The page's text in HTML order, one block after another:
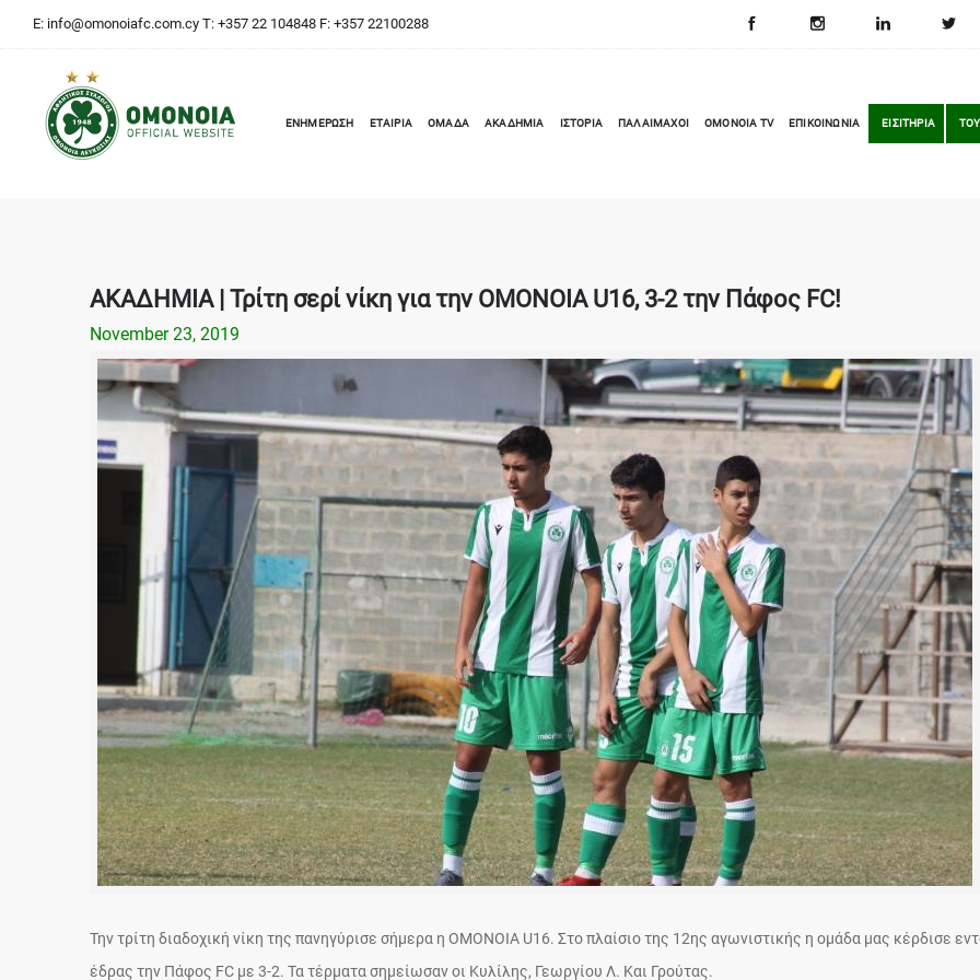
E: info@omonoiafc.com.cy T: +357 22 104848 F: +357 22100288
ΕΝΗΜΕΡΩΣΗ ΕΤΑΙΡΙΑ ΟΜΑΔΑ ΑΚΑΔΗΜΙΑ ΙΣΤΟΡΙΑ ΠΑΛΑΙΜΑΧΟΙ OMONOIA TV ΕΠΙΚΟΙΝΩΝΙΑ ΕΙΣΙΤΗΡΙΑ
ΑΚΑΔΗΜΙΑ | Τρίτη σερί νίκη για την ΟΜΟΝΟΙΑ U16, 3-2 την Πάφος FC!
November 23, 2019
Την τρίτη διαδοχική νίκη της πανηγύρισε σήμερα η ΟΜΟΝΟΙΑ U16. Στο πλαίσιο της 12ης αγωνιστικής η ομάδα μας κέρδισε
έδρας την Πάφος FC με 3-2. Τα τέρματα σημείωσαν οι Κυλίλης, Γεωργίου Λ. Και Γρούτας.